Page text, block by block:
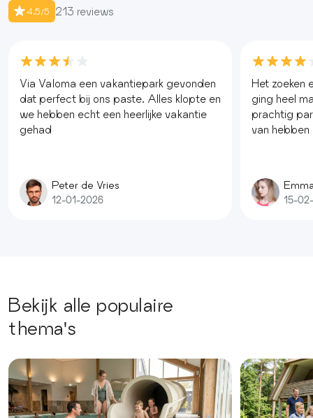
4.5/5 213 reviews
Via Valoma een vakantiepark gevonden
dat perfect bij ons paste. Alles klopte en
we hebben echt een heerlijke vakantie
gehad
Peter de Vries
12-01-2026
Het zoeken
ging heel
prachtig
van hebben
15-
Bekijk alle populaire
thema's